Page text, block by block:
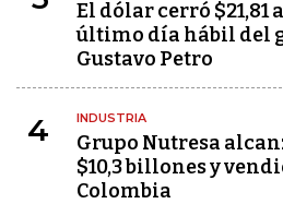
El dólar cerró $21,81
último día hábil del
Gustavo Petro
4 INDUSTRIA
Grupo Nutresa
$10,3 billones y
Colombia